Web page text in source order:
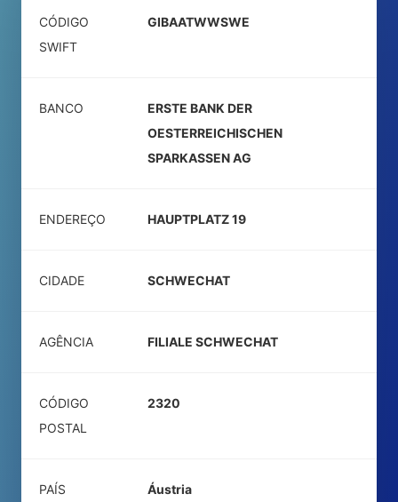
CÓDIGO
SWIFT
GIBAATWWSWE
BANCO
ERSTE BANK DER
OESTERREICHISCHEN
SPARKASSEN AG
ENDEREÇO HAUPTPLATZ 19
CIDADE SCHWECHAT
AGÊNCIA FILIALE SCHWECHAT
CÓDIGO
POSTAL
2320
PAÍS Áustria